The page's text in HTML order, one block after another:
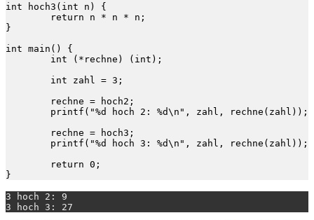
int hoch3(int n) {
}
int main() {
3 hoch 2: 9